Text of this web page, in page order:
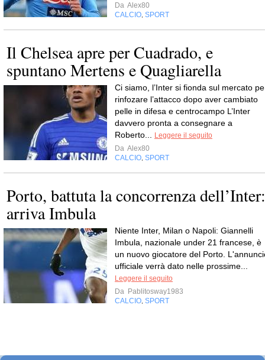
Da Alex80
CALCIO SPORT
Il Chelsea apre per Cuadrado, e
spuntano Mertens e Quagliarella
Ci siamo, l’Inter si fionda sul mercato
rinfozare l’attacco dopo aver cambiato
pelle in difesa e centrocampo L’Inter
davvero pronta a consegnare a
Roberto...
Leggere il seguito
Da Alex80
CALCIO SPORT
Porto, battuta la concorrenza dell’Inter:
arriva Imbula
Niente Inter, Milan o Napoli: Giannelli
Imbula, nazionale under 21 francese, è
un nuovo giocatore del Porto.
ufficiale verrà dato nelle prossime...
Leggere il seguito
Da Pablitosway1983
CALCIO SPORT